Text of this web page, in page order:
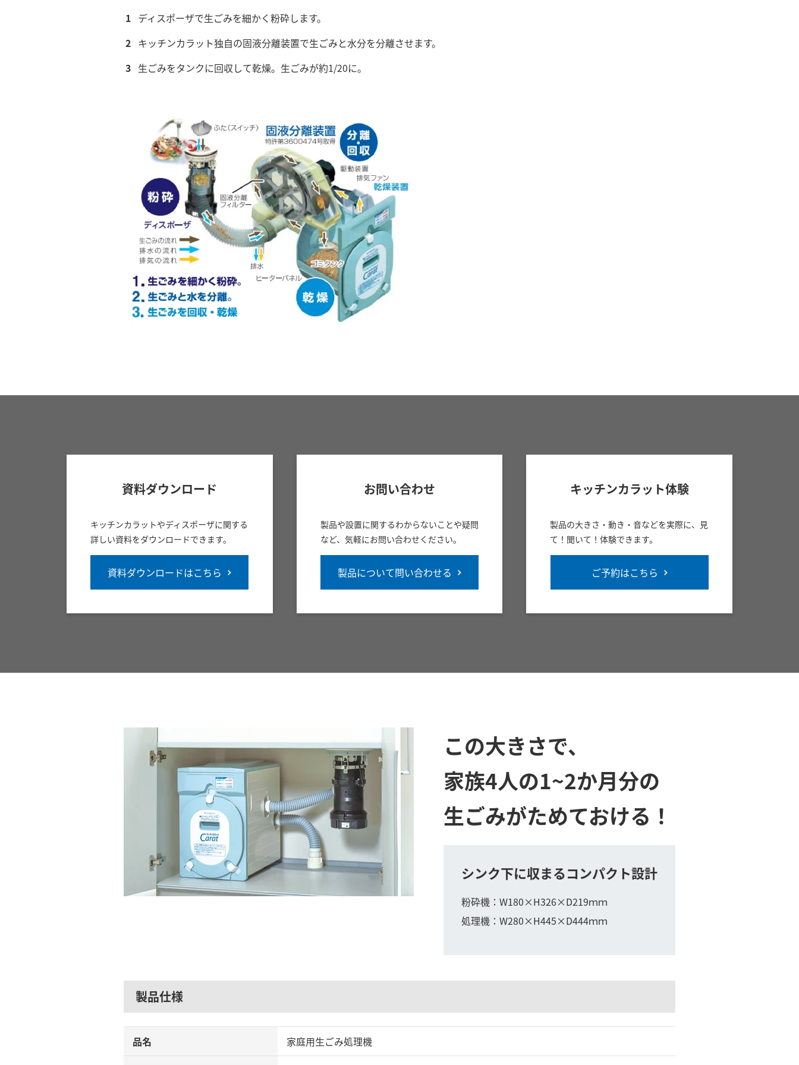
ディスポーザで生ごみを細かく粉砕します。
キッチンカラット独自の固液分離装置で生ごみと水分を分離させます。
生ごみをタンクに回収して乾燥。生ごみが約1/20に。
資料ダウンロード
キッチンカラットやディスポーザに関する
詳しい資料をダウンロードできます。
資料ダウンロードはこちら
お問い合わせ
製品や設置に関するわからないことや疑問
など、気軽にお問い合わせください。
製品について問い合わせる
キッチンカラット体験
製品の大きさ・動き・音などを実際に、見
て！聞いて！体験できます。
ご予約はこちら
この大きさで、
家族4人の1~2か月分の
生ごみがためておける！
シンク下に収まるコンパクト設計
粉砕機：W180×H326×D219ｍｍ
処理機：W280×H445×D444ｍｍ
製品仕様
品名 家庭用生ごみ処理機